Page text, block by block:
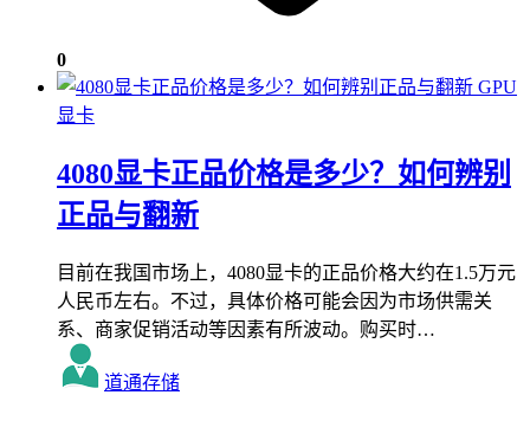
0
GPU
显卡
4080显卡正品价格是多少？如何辨别
正品与翻新
目前在我国市场上，4080显卡的正品价格大约在1.5万元
人民币左右。不过，具体价格可能会因为市场供需关
系、商家促销活动等因素有所波动。购买时…
道通存储